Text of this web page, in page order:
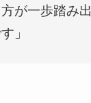
が一歩踏み
」